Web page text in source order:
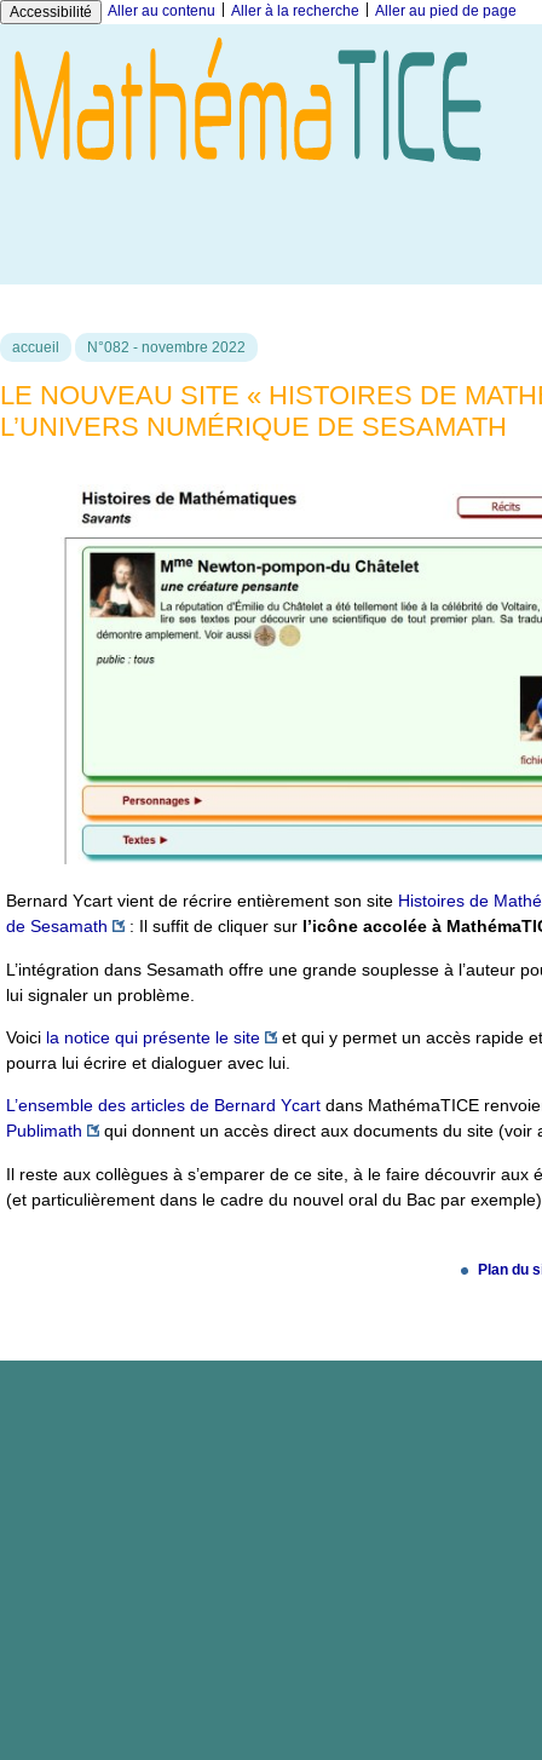
Accessibilité Aller au contenu Aller à la recherche Aller au pied de page
accueil N°082 - novembre 2022
LE NOUVEAU SITE « HISTOIRES DE
L’UNIVERS NUMÉRIQUE DE SESAMATH
Bernard Ycart vient de récrire entièrement son site Histoires de
de Sesamath
: Il suffit de cliquer sur l’icône accolée à
L’intégration dans Sesamath offre une grande souplesse à l’auteur
lui signaler un problème.
Voici la notice qui présente le site
et qui y permet un accès rapide
pourra lui écrire et dialoguer avec lui.
L’ensemble des articles de Bernard Ycart dans MathémaTICE
Publimath
qui donnent un accès direct aux documents du site (voir
Il reste aux collègues à s’emparer de ce site, à le faire découvrir
(et particulièrement dans le cadre du nouvel oral du Bac par
Plan du